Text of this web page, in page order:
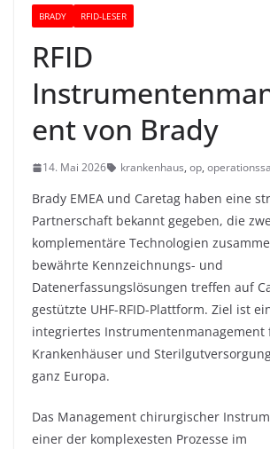
BRADY RFID-LESER
RFID
ent von Brady
14. Mai 2026 krankenhaus, op,
Brady EMEA und Caretag haben eine
Partnerschaft bekannt gegeben, die
komplementäre Technologien
bewährte Kennzeichnungs- und
Datenerfassungslösungen treffen auf
gestützte UHF-RFID-Plattform. Ziel ist
integriertes Instrumentenmanagement
Krankenhäuser und
ganz Europa.
Das Management chirurgischer
einer der komplexesten Prozesse im